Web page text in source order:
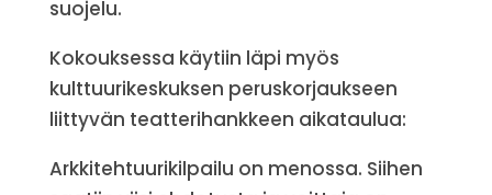
suojelu.
Kokouksessa käytiin läpi myös
kulttuurikeskuksen peruskorjaukseen
liittyvän teatterihankkeen aikataulua:
Arkkitehtuurikilpailu on menossa. Siihen